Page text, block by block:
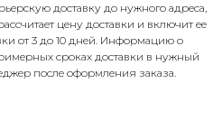
доставку до нужного адреса,
цену доставки и включит ее
от 3 до 10 дней. Информацию о
сроках доставки в нужный
после оформления заказа.